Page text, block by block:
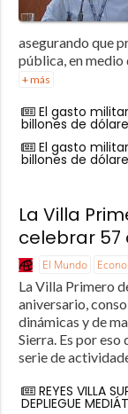
asegurando que
pública, en medio
+ más
El gasto
billones de
El gasto
billones de
La Villa
celebrar 57
El Mundo
La Villa Primero
aniversario,
dinámicas y de
Sierra. Es por eso
serie de
REYES VILLA
DEPLIEGUE